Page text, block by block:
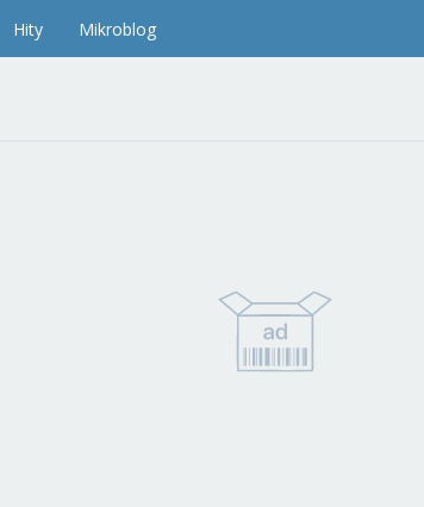
Hity Mikroblog